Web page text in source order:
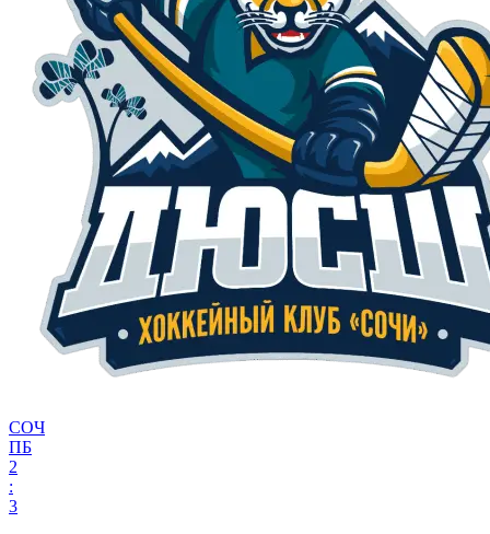
СОЧ
ПБ
2
:
3